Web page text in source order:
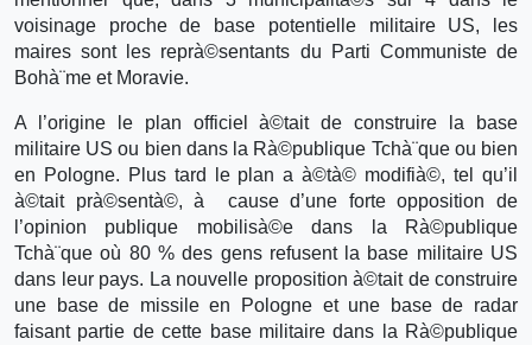
voisinage proche de base potentielle militaire US, les
maires sont les reprà©sentants du Parti Communiste de
Bohà¨me et Moravie.
A l’origine le plan officiel à©tait de construire la base
militaire US ou bien dans la Rà©publique Tchà¨que ou bien
en Pologne. Plus tard le plan a à©tà© modifià©, tel qu’il
à©tait prà©sentà©, à cause d’une forte opposition de
l’opinion publique mobilisà©e dans la Rà©publique
Tchà¨que où 80 % des gens refusent la base militaire US
dans leur pays. La nouvelle proposition à©tait de construire
une base de missile en Pologne et une base de radar
faisant partie de cette base militaire dans la Rà©publique